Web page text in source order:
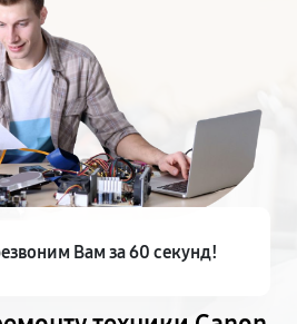
Вам за 60 секунд!